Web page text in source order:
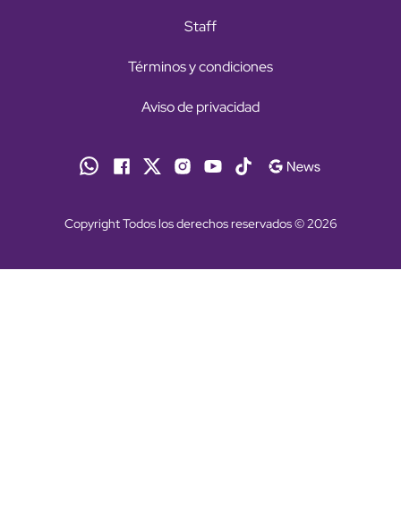
Staff
Términos y condiciones
Aviso de privacidad
Copyright Todos los derechos reservados © 2026